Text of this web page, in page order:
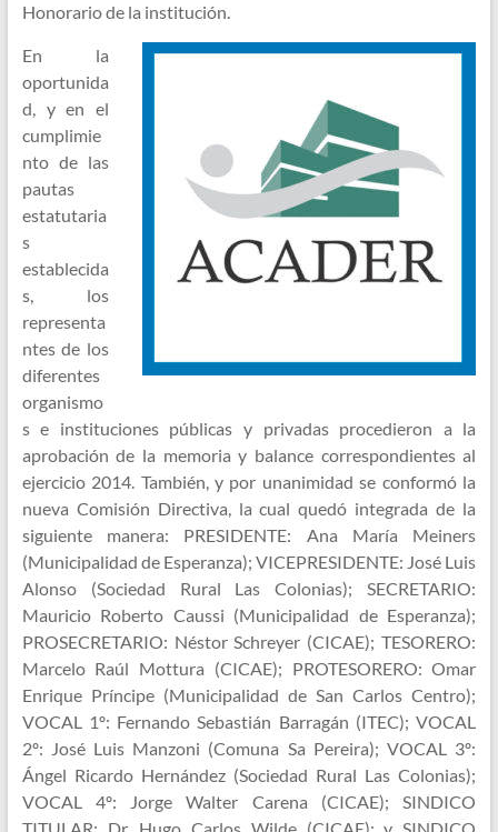
Honorario de la institución.
En la
oportunida
d, y en el
cumplimie
nto de las
pautas
estatutaria
s
establecida
s, los
representa
ntes de los
diferentes
organismo
s e instituciones públicas y privadas procedieron a la
aprobación de la memoria y balance correspondientes al
ejercicio 2014. También, y por unanimidad se conformó la
nueva Comisión Directiva, la cual quedó integrada de la
siguiente manera: PRESIDENTE: Ana María Meiners
(Municipalidad de Esperanza); VICEPRESIDENTE: José Luis
Alonso (Sociedad Rural Las Colonias); SECRETARIO:
Mauricio Roberto Caussi (Municipalidad de Esperanza);
PROSECRETARIO: Néstor Schreyer (CICAE); TESORERO:
Marcelo Raúl Mottura (CICAE); PROTESORERO: Omar
Enrique Príncipe (Municipalidad de San Carlos Centro);
VOCAL 1º: Fernando Sebastián Barragán (ITEC); VOCAL
2º: José Luis Manzoni (Comuna Sa Pereira); VOCAL 3º:
Ángel Ricardo Hernández (Sociedad Rural Las Colonias);
VOCAL 4º: Jorge Walter Carena (CICAE); SINDICO